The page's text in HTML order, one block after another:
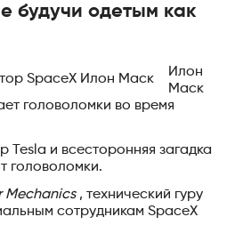
будучи одетым как
Илон
Маск
головоломки во время
Tesla и всесторонняя загадка
головоломки.
Mechanics, технический гуру
сотрудникам SpaceX